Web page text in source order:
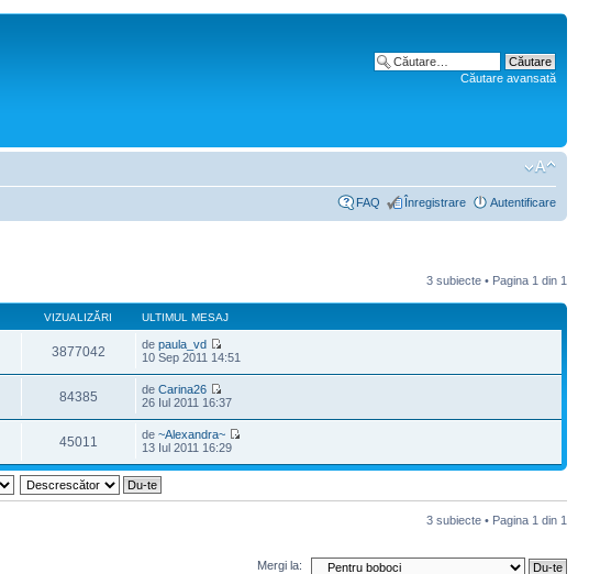
Căutare avansată
FAQ Înregistrare Autentificare
3 subiecte • Pagina 1 din 1
VIZUALIZĂRI ULTIMUL MESAJ
3877042 depaula_vd
10 Sep 2011 14:51
84385 deCarina26
26 Iul 2011 16:37
45011 de~Alexandra~
13 Iul 2011 16:29
3 subiecte • Pagina 1 din 1
Mergi la: